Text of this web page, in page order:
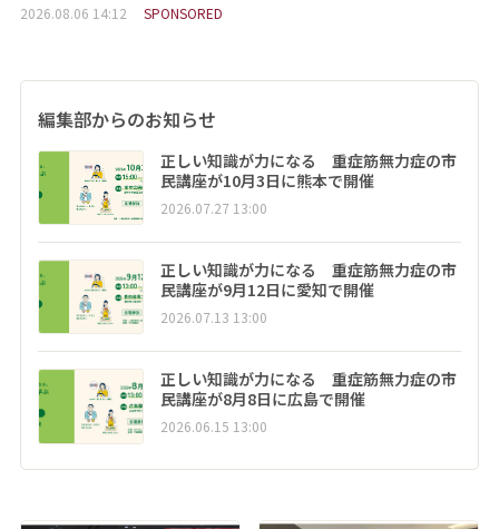
2026.08.06 14:12 SPONSORED
編集部からのお知らせ
正しい知識が力になる 重症筋無力症の市
民講座が10月3日に熊本で開催
2026.07.27 13:00
正しい知識が力になる 重症筋無力症の市
民講座が9月12日に愛知で開催
2026.07.13 13:00
正しい知識が力になる 重症筋無力症の市
民講座が8月8日に広島で開催
2026.06.15 13:00